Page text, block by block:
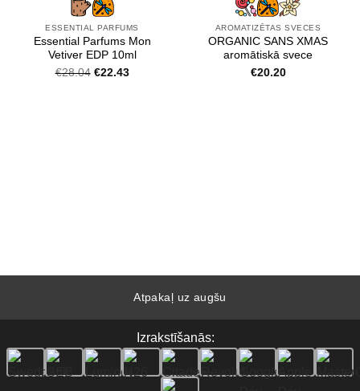
ESSENTIAL PARFUMS
Essential Parfums Mon
Vetiver EDP 10ml
€28.04 Original
€22.43Current
AROMATIZĒTAS SVECES
ORGANIC SANS XMAS
aromātiskā svece
€20.20
Atpakaļ uz augšu
Izrakstīšanās: